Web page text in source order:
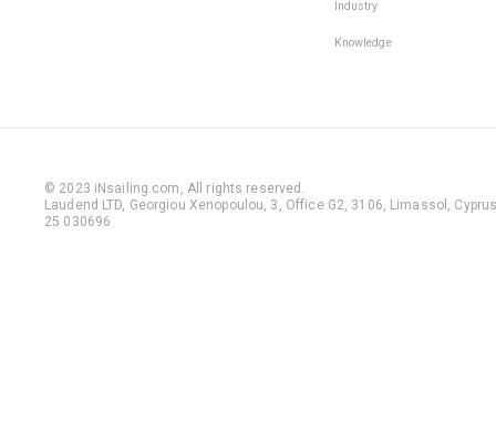
Industry
Knowledge
© 2023 iNsailing.com, All rights reserved .
Laudend LTD, Georgiou Xenopoulou, 3, Office G2, 3106, Limassol,
25 030696